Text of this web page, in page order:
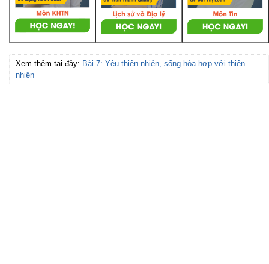
Xem thêm tại đây: Bài 7: Yêu thiên nhiên, sống hòa hợp với thiên
nhiên